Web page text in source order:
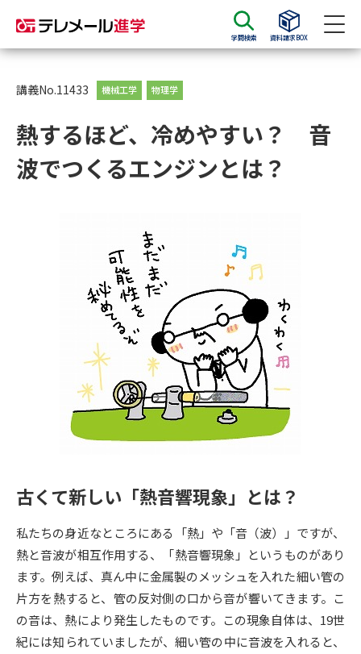
学問検索 資料請求BOX
資料請求
大学・短大の資料種類から請求
募集要項＆願書
大学・短大以外の資料から請求
専門学校の資料請求 大学院の資料請求
留学・進学関連、塾・予備校
大学入学共通テスト「受験案
内」の請求
大学入学共通テスト「受験上の
幼稚園教員資格認定試験 小学校教員資格認定試験
高等学校（情報）教員資格認定
試験
大学研究 大学検索
講義No.11433 機械工学 物理学
熱するほど、冷めやすい？ 音
波でつくるエンジンとは？
古くて新しい「熱音響現象」とは？
私たちの身近なところにある「熱」や「音（波）」ですが、
熱と音波が相互作用する、「熱音響現象」というものがあり
ます。例えば、真ん中に金属製のメッシュを入れた細い管の
片方を熱すると、管の反対側の口から音が響いてきます。こ
の音は、熱により発生したものです。この現象自体は、19世
紀には知られていましたが、細い管の中に音波を入れると、